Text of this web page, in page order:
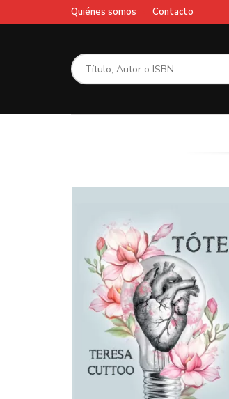
Quiénes somos Contacto